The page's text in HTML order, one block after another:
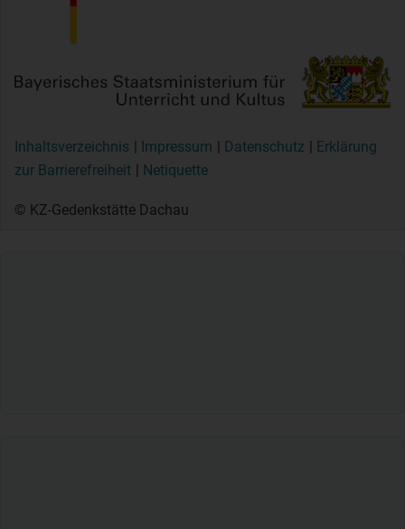
Inhaltsverzeichnis Impressum Datenschutz
Erklärung
zur Barrierefreiheit
Netiquette
© KZ-Gedenkstätte Dachau